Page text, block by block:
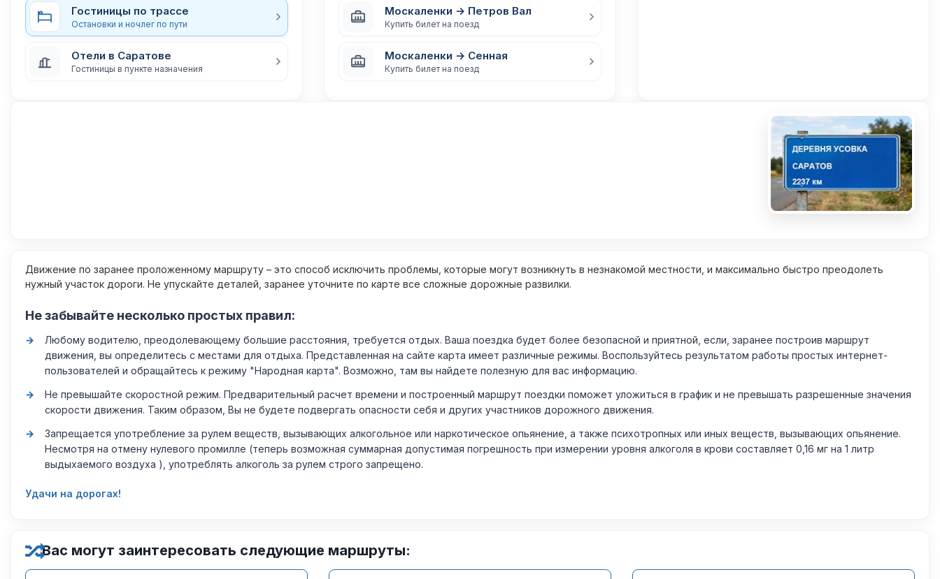
Гостиницы по трассе
Остановки и ночлег по пути
Отели в Саратове
Гостиницы в пункте назначения
Москаленки → Петров Вал
Купить билет на поезд
Москаленки → Сенная
Купить билет на поезд
Движение по заранее проложенному маршруту – это способ исключить проблемы, которые могут возникнуть в незнакомой местности, и максимально быстро преодолеть
нужный участок дороги. Не упускайте деталей, заранее уточните по карте все сложные дорожные развилки.
Не забывайте несколько простых правил:
Любому водителю, преодолевающему большие расстояния, требуется отдых. Ваша поездка будет более безопасной и приятной, если, заранее построив маршрут
движения, вы определитесь с местами для отдыха. Представленная на сайте карта имеет различные режимы. Воспользуйтесь результатом работы простых интернет-
пользователей и обращайтесь к режиму "Народная карта". Возможно, там вы найдете полезную для вас информацию.
Не превышайте скоростной режим. Предварительный расчет времени и построенный маршрут поездки поможет уложиться в график и не превышать разрешенные значения
скорости движения. Таким образом, Вы не будете подвергать опасности себя и других участников дорожного движения.
Запрещается употребление за рулем веществ, вызывающих алкогольное или наркотическое опьянение, а также психотропных или иных веществ, вызывающих опьянение.
Несмотря на отмену нулевого промилле (теперь возможная суммарная допустимая погрешность при измерении уровня алкоголя в крови составляет 0,16 мг на 1 литр
выдыхаемого воздуха ), употреблять алкоголь за рулем строго запрещено.
Удачи на дорогах!
Вас могут заинтересовать следующие маршруты: